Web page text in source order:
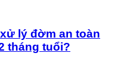
lý đờm an toàn
tháng tuổi?